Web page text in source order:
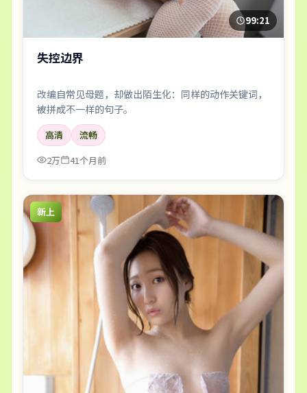
99:21
失控边界
改编自常见母题，却做出陌生化：同样的动作关键词，
被拼成不一样的句子。
高清
流畅
2万
41个月前
新上